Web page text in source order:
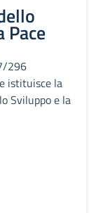
Pace
296
istituisce la
Sviluppo e la